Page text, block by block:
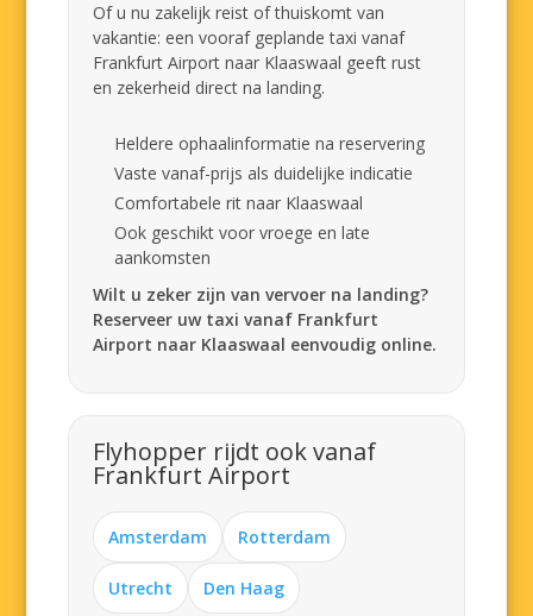
Of u nu zakelijk reist of thuiskomt van
vakantie: een vooraf geplande taxi vanaf
Frankfurt Airport naar Klaaswaal geeft rust
en zekerheid direct na landing.
Heldere ophaalinformatie na reservering
Vaste vanaf-prijs als duidelijke indicatie
Comfortabele rit naar Klaaswaal
Ook geschikt voor vroege en late
aankomsten
Wilt u zeker zijn van vervoer na landing?
Reserveer uw taxi vanaf Frankfurt
Airport naar Klaaswaal eenvoudig online.
Flyhopper rijdt ook vanaf
Frankfurt Airport
Amsterdam Rotterdam
Utrecht Den Haag